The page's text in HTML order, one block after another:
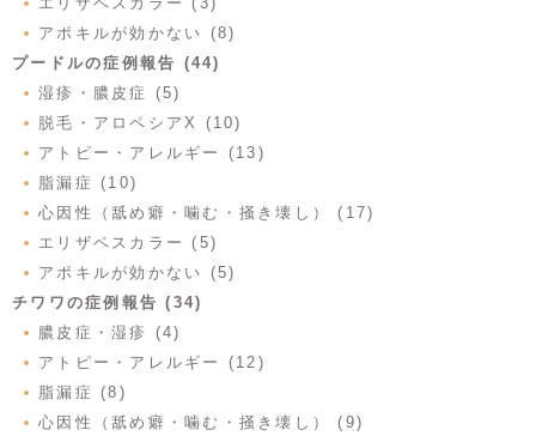
アポキルが効かない (8)
プードルの症例報告 (44)
湿疹・膿皮症 (5)
脱毛・アロペシアX (10)
アトピー・アレルギー (13)
脂漏症 (10)
心因性（舐め癖・噛む・掻き壊し） (17)
エリザベスカラー (5)
アポキルが効かない (5)
チワワの症例報告 (34)
膿皮症・湿疹 (4)
アトピー・アレルギー (12)
脂漏症 (8)
心因性（舐め癖・噛む・掻き壊し） (9)